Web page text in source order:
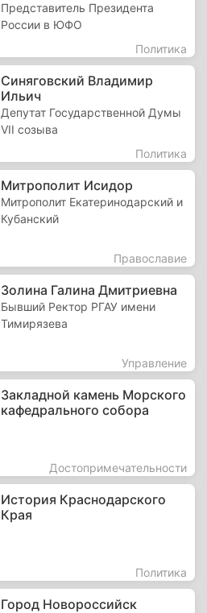
Представитель Президента
России в ЮФО
Политика
Синяговский Владимир
Ильич
Депутат Государственной Думы
VII созыва
Политика
Митрополит Исидор
Митрополит Екатеринодарский и
Кубанский
Православие
Золина Галина Дмитриевна
Бывший Ректор РГАУ имени
Тимирязева
Управление
Закладной камень Морского
кафедрального собора
Достопримечательности
История Краснодарского
Края
Политика
Город Новороссийск